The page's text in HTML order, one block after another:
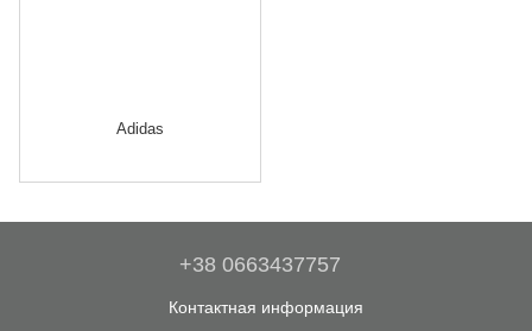
Adidas
+38 0663437757
Контактная информация